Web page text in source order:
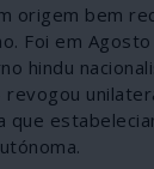
origem bem
Foi em
hindu
que